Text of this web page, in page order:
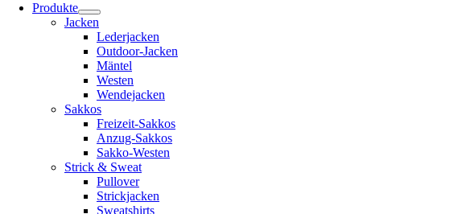
Produkte
Jacken
Lederjacken
Outdoor-Jacken
Mäntel
Westen
Wendejacken
Sakkos
Freizeit-Sakkos
Anzug-Sakkos
Sakko-Westen
Strick & Sweat
Pullover
Strickjacken
Sweatshirts